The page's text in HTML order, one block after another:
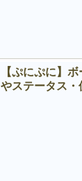
【ぷにぷに】
やステータス